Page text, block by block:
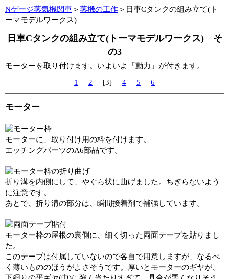
Nゲージ蒸気機関車＞ 蒸機の工作＞日車Cタンクの組み立て(ト
ーマモデルワークス)
日車Cタンクの組み立て(トーマモデルワークス) そ
の3
モーターを取り付けます。いよいよ「動力」が付きます。
1
2 [3] 4 5 6
モーター
モーターに、取り付け用の枠を付けます。
エッチングパーツのA6部品です。
折り溝を内側にして、やぐら状に曲げました。ちぎらないよう
に注意です。
あとで、折り溝の部分は、瞬間接着剤で補強しています。
モーター枠の屋根の裏側に、細く切った両面テープを貼りまし
た。
このテープは付属していないので各自で用意しますが、なるべ
く薄いもののほうがよさそうです。厚いとモーターのギヤが、